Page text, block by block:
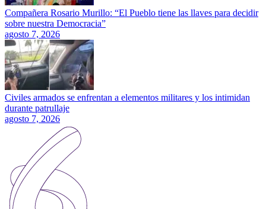
Compañera Rosario Murillo: “El Pueblo tiene las llaves para decidir
sobre nuestra Democracia”
agosto 7, 2026
Civiles armados se enfrentan a elementos militares y los intimidan
durante patrullaje
agosto 7, 2026